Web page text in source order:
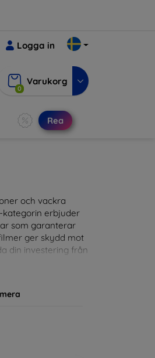
Logga in
0
Varukorg
Rea
och vackra
kategorin erbjuder
som garanterar
ger skydd mot
din investering från